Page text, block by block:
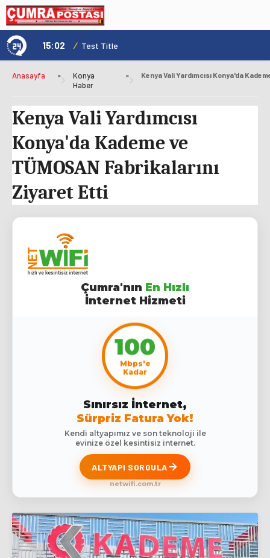
15:02 / Test Title
Anasayfa »
Konya
Haber
»
Kenya Vali Yardımcısı
Konya'da Kademe ve
TÜMOSAN Fabrikalarını
Ziyaret Etti
Çumra'nın En Hızlı
İnternet Hizmeti
100
Mbps'e
Kadar
Sınırsız İnternet,
Sürpriz Fatura Yok!
Kendi altyapımız ve son teknoloji ile
evinize özel kesintisiz internet.
ALTYAPI SORGULA
netwifi.com.tr